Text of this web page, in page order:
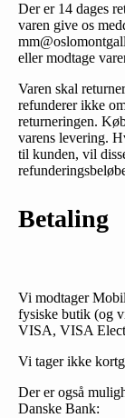
Der er 14 dages
varen give os
eller modtage
Varen skal
refunderer ikke
returneringen.
varens levering.
til kunden, vil
Betaling
Vi modtager
fysiske butik (og
VISA, VISA
Vi tager ikke
Der er også
Danske Bank: